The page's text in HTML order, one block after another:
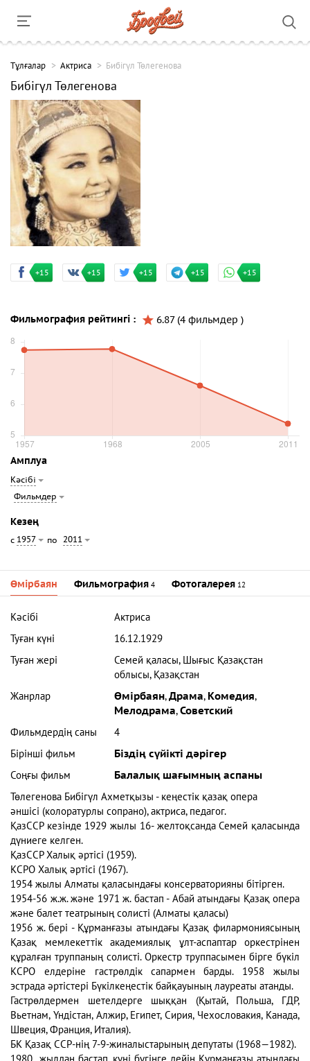
Тұлғалар Актриса Бибігүл Төлегенова
Бибігүл Төлегенова
+15 +15 +15 +15 +15
Фильмография рейтингі : 6.87 (4 фильмдер )
Амплуа
Кәсібі
Фильмдер
Кезең
с 1957 по 2011
Өмірбаян Фильмография 4 Фотогалерея 12
Кәсібі
Актриса
Туған күні
16.12.1929
Туған жері
Семей қаласы, Шығыс Қазақстан
облысы, Қазақстан
Жанрлар
Өмірбаян,Драма, Комедия,
Мелодрама,Советский
Фильмдердің саны
4
Бірінші фильм
Біздің сүйікті дәрігер
Соңғы фильм
Балалық шағымның аспаны
Төлегенова Бибігүл Ахметқызы - кеңестік қазақ опера
әншісі (колоратурлы сопрано), актриса, педагог.
ҚазССР кезінде 1929 жылы 16- желтоқсанда Семей қаласында
дүниеге келген.
ҚазССР Халық әртісі (1959).
КСРО Халық әртісі (1967).
1954 жылы Алматы қаласындағы консерваторияны бітірген.
1954-56 ж.ж. және 1971 ж. бастап - Абай атындағы Қазақ опера
және балет театрының солисті (Алматы қаласы)
1956 ж. бері - Құрманғазы атындағы Қазақ филармониясының
Қазақ мемлекеттік академиялық ұлт-аспаптар оркестрінен
құралған труппаның солисті. Оркестр труппасымен бірге бүкіл
КСРО елдеріне гастрөлдік сапармен барды. 1958 жылы
эстрада әртістері Бүкілкеңестік байқауының лауреаты атанды.
Гастрөлдермен шетелдерге шыққан (Қытай, Польша, ГДР,
Вьетнам, Үндістан, Алжир, Египет, Сирия, Чехословакия, Канада,
Швеция, Франция, Италия).
БК Қазақ ССР-нің 7-9-жиналыстарының депутаты (1968—1982).